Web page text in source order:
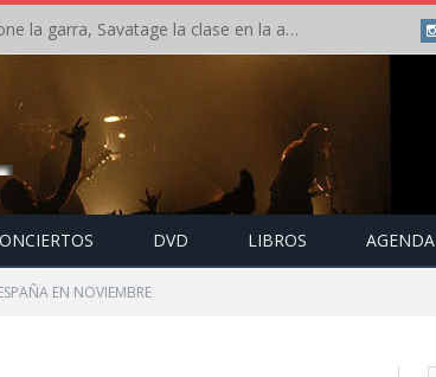
Crónica: Slaugther to Prevail pone la garra, Savatage la clase en la apertura del Leyendas del Rock – Miércoles – Agosto 2026
DVD LIBROS AGENDA
EN NOVIEMBRE